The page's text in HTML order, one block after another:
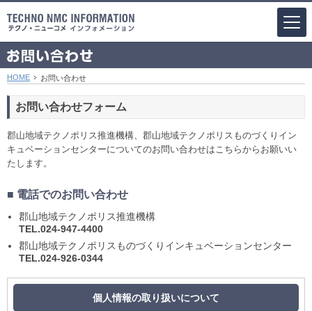
HOME お問い合わせ
お問い合わせフォーム
郡山地域テクノポリス推進機構、郡山地域テクノポリスものづくりイン
キュベーションセンターについてのお問い合わせはこちらからお願いい
たします。
■ 電話でのお問い合わせ
郡山地域テクノポリス推進機構
TEL.024-947-4400
郡山地域テクノポリスものづくりインキュベーションセンター
TEL.024-926-0344
個人情報の取り扱いについて